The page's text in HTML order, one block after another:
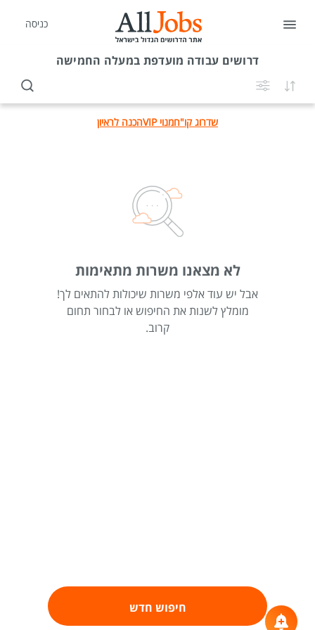
כניסה
דרושים עבודה מועדפת במעלה החמישה
שדרוג קו"חמנוי VIP הכנה לראיון
לא מצאנו משרות מתאימות
אבל יש עוד אלפי משרות שיכולות להתאים לך!
מומלץ לשנות את החיפוש או לבחור תחום
קרוב.
חיפוש חדש